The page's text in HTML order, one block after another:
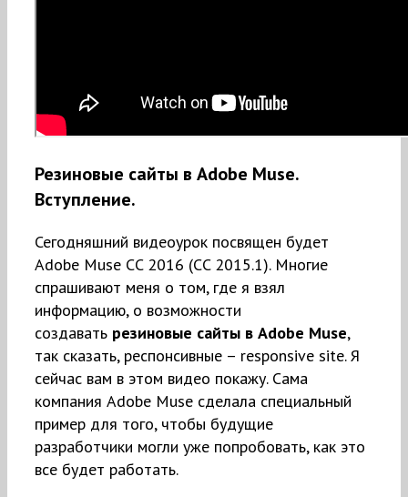
Резиновые сайты в Adobe Muse.
Вступление.
Сегодняшний видеоурок посвящен будет
Adobe Muse CC 2016 (CC 2015.1). Многие
спрашивают меня о том, где я взял
информацию, о возможности
создавать резиновые сайты в Adobe Muse,
так сказать, респонсивные – responsive site. Я
сейчас вам в этом видео покажу. Сама
компания Adobe Muse сделала специальный
пример для того, чтобы будущие
разработчики могли уже попробовать, как это
все будет работать.